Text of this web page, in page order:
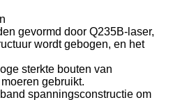
gevormd door Q235B-laser,
wordt gebogen, en het
sterkte bouten van
gebruikt.
spanningsconstructie om